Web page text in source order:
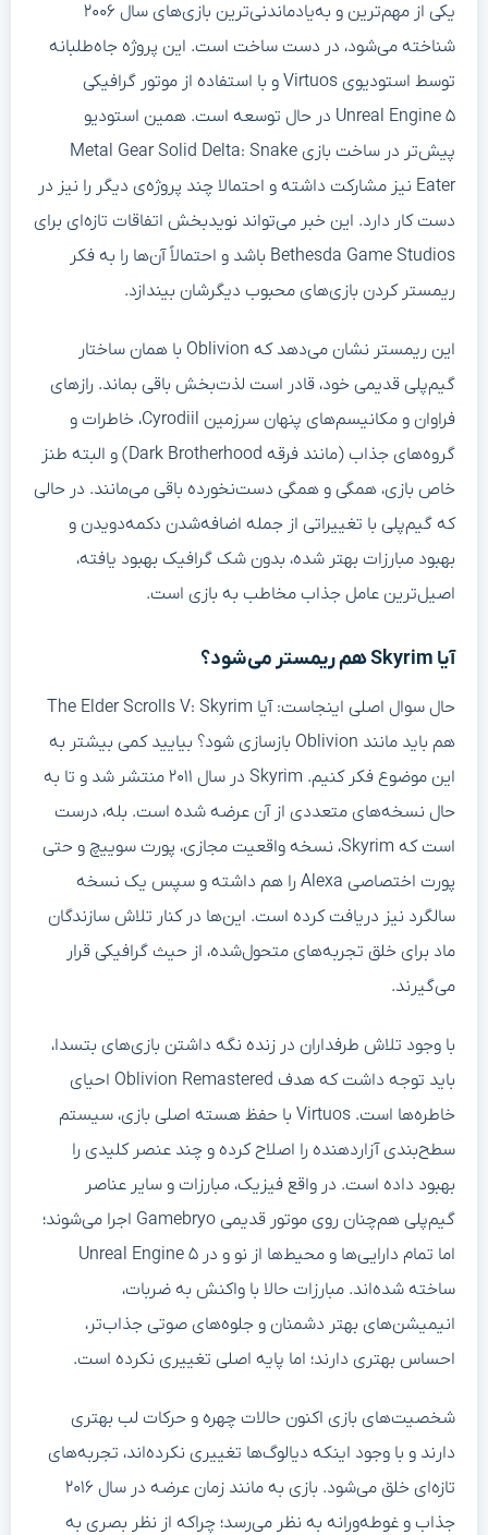
یکی از مهم‌ترین و به‌یادماندنی‌ترین بازی‌های سال ۲۰۰۶
شناخته می‌شود، در دست ساخت است. این پروژه جاه‌طلبانه
توسط استودیوی Virtuos و با استفاده از موتور گرافیکی
Unreal Engine ۵ در حال توسعه است. همین استودیو
پیش‌تر در ساخت بازی Metal Gear Solid Delta: Snake
Eater نیز مشارکت داشته و احتمالا چند پروژه‌ی دیگر را نیز در
دست کار دارد. این خبر می‌تواند نویدبخش اتفاقات تازه‌ای برای
Bethesda Game Studios باشد و احتمالاً آن‌ها را به فکر
ریمستر کردن بازی‌های محبوب دیگرشان بیندازد.
این ریمستر نشان می‌دهد که Oblivion با همان ساختار
گیم‌پلی قدیمی خود، قادر است لذت‌بخش باقی بماند. رازهای
فراوان و مکانیسم‌های پنهان سرزمین Cyrodiil، خاطرات و
گروه‌های جذاب (مانند فرقه Dark Brotherhood) و البته طنز
خاص بازی، همگی و همگی دست‌نخورده باقی می‌مانند. در حالی
که گیم‌پلی با تغییراتی از جمله اضافه‌شدن دکمه‌دویدن و
بهبود مبارزات بهتر شده، بدون شک گرافیک بهبود یافته،
اصیل‌ترین عامل جذاب مخاطب به بازی است.
آیا Skyrim هم ریمستر می‌شود؟
حال سوال اصلی اینجاست: آیا The Elder Scrolls V: Skyrim
هم باید مانند Oblivion بازسازی شود؟ بیایید کمی بیشتر به
این موضوع فکر کنیم. Skyrim در سال ۲۰۱۱ منتشر شد و تا به
حال نسخه‌های متعددی از آن عرضه شده است. بله، درست
است که Skyrim، نسخه واقعیت مجازی، پورت سوییچ و حتی
پورت اختصاصی Alexa را هم داشته و سپس یک نسخه
سالگرد نیز دریافت کرده است. این‌ها در کنار تلاش سازندگان
ماد برای خلق تجربه‌های متحول‌شده، از حیث گرافیکی قرار
می‌گیرند.
با وجود تلاش طرفداران در زنده نگه داشتن بازی‌های بتسدا،
باید توجه داشت که هدف Oblivion Remastered احیای
خاطره‌ها است. Virtuos با حفظ هسته اصلی بازی، سیستم
سطح‌بندی آزاردهنده را اصلاح کرده و چند عنصر کلیدی را
بهبود داده است. در واقع فیزیک، مبارزات و سایر عناصر
گیم‌پلی هم‌چنان روی موتور قدیمی Gamebryo اجرا می‌شوند؛
اما تمام دارایی‌ها و محیط‌ها از نو و در Unreal Engine ۵
ساخته شده‌اند. مبارزات حالا با واکنش به ضربات،
انیمیشن‌های بهتر دشمنان و جلوه‌های صوتی جذاب‌تر،
احساس بهتری دارند؛ اما پایه اصلی تغییری نکرده است.
شخصیت‌های بازی اکنون حالات چهره و حرکات لب بهتری
دارند و با وجود اینکه دیالوگ‌ها تغییری نکرده‌اند، تجربه‌های
تازه‌ای خلق می‌شود. بازی به مانند زمان عرضه در سال ۲۰۱۶
جذاب و غوطه‌ورانه به نظر می‌رسد؛ چراکه از نظر بصری به